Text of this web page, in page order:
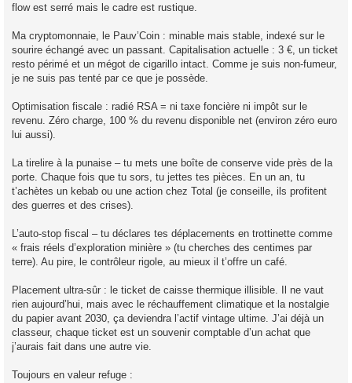
flow est serré mais le cadre est rustique.
Ma cryptomonnaie, le Pauv’Coin : minable mais stable, indexé sur le
sourire échangé avec un passant. Capitalisation actuelle : 3 €, un ticket
resto périmé et un mégot de cigarillo intact. Comme je suis non-fumeur,
je ne suis pas tenté par ce que je possède.
Optimisation fiscale : radié RSA = ni taxe foncière ni impôt sur le
revenu. Zéro charge, 100 % du revenu disponible net (environ zéro euro
lui aussi).
La tirelire à la punaise – tu mets une boîte de conserve vide près de la
porte. Chaque fois que tu sors, tu jettes tes pièces. En un an, tu
t’achètes un kebab ou une action chez Total (je conseille, ils profitent
des guerres et des crises).
L’auto-stop fiscal – tu déclares tes déplacements en trottinette comme
« frais réels d’exploration minière » (tu cherches des centimes par
terre). Au pire, le contrôleur rigole, au mieux il t’offre un café.
Placement ultra-sûr : le ticket de caisse thermique illisible. Il ne vaut
rien aujourd’hui, mais avec le réchauffement climatique et la nostalgie
du papier avant 2030, ça deviendra l’actif vintage ultime. J’ai déjà un
classeur, chaque ticket est un souvenir comptable d’un achat que
j’aurais fait dans une autre vie.
Toujours en valeur refuge :